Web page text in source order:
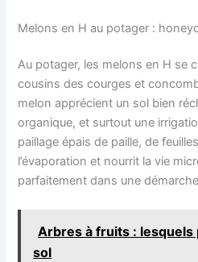
Melons en H au potager :
Au potager, les melons en H se
cousins des courges et
melon apprécient un sol bien
organique, et surtout une
paillage épais de paille, de
l’évaporation et nourrit la vie
parfaitement dans une
Arbres à fruits :
sol